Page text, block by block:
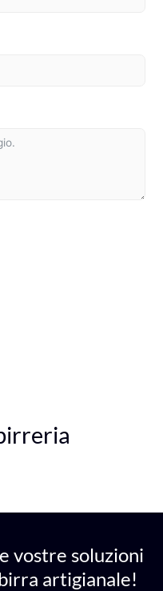
vostre soluzioni
artigianale!